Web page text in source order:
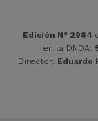
Edición Nº 2984
en la DNDA:
Director: Eduardo